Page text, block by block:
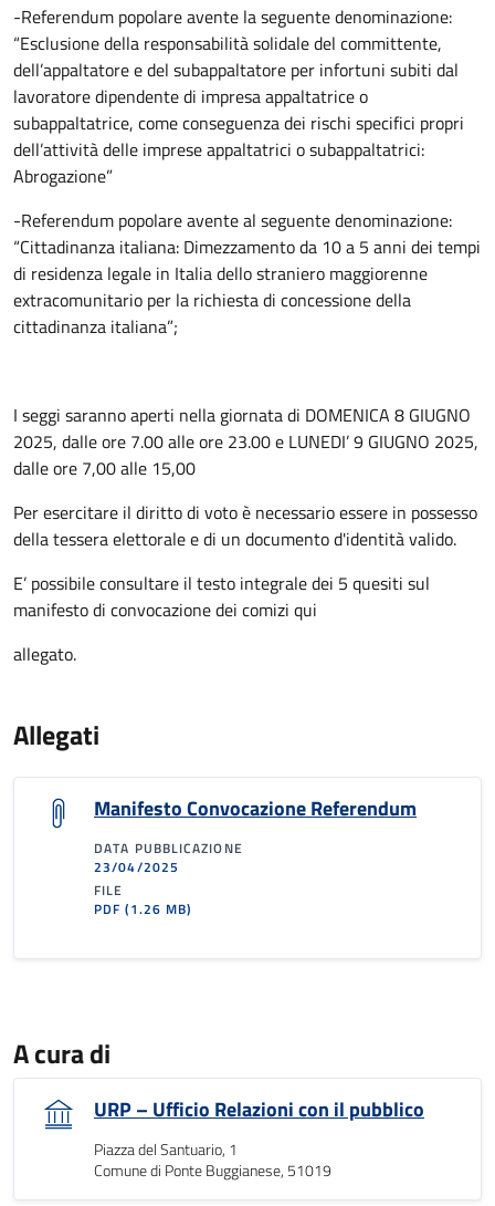
-Referendum popolare avente la seguente denominazione:
“Esclusione della responsabilità solidale del committente,
dell’appaltatore e del subappaltatore per infortuni subiti dal
lavoratore dipendente di impresa appaltatrice o
subappaltatrice, come conseguenza dei rischi specifici propri
dell’attività delle imprese appaltatrici o subappaltatrici:
Abrogazione”
-Referendum popolare avente al seguente denominazione:
“Cittadinanza italiana: Dimezzamento da 10 a 5 anni dei tempi
di residenza legale in Italia dello straniero maggiorenne
extracomunitario per la richiesta di concessione della
cittadinanza italiana”;
I seggi saranno aperti nella giornata di DOMENICA 8 GIUGNO
2025, dalle ore 7.00 alle ore 23.00 e LUNEDI’ 9 GIUGNO 2025,
dalle ore 7,00 alle 15,00
Per esercitare il diritto di voto è necessario essere in possesso
della tessera elettorale e di un documento d'identità valido.
E’ possibile consultare il testo integrale dei 5 quesiti sul
manifesto di convocazione dei comizi qui
allegato.
Allegati
Manifesto Convocazione Referendum
DATA PUBBLICAZIONE
23/04/2025
FILE
PDF(1.26 MB)
A cura di
URP – Ufficio Relazioni con il pubblico
Piazza del Santuario, 1
Comune di Ponte Buggianese, 51019